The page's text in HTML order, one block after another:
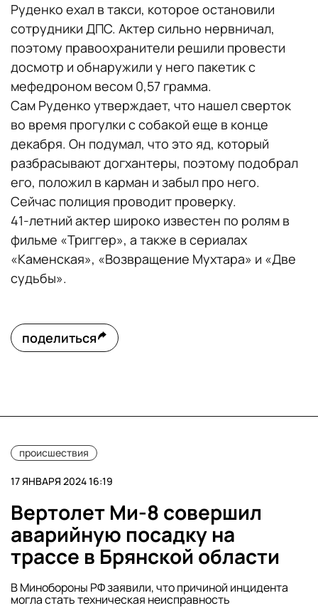
Руденко ехал в такси, которое остановили
сотрудники ДПС. Актер сильно нервничал,
поэтому правоохранители решили провести
досмотр и обнаружили у него пакетик с
мефедроном весом 0,57 грамма.
Сам Руденко утверждает, что нашел сверток
во время прогулки с собакой еще в конце
декабря. Он подумал, что это яд, который
разбрасывают догхантеры, поэтому подобрал
его, положил в карман и забыл про него.
Сейчас полиция проводит проверку.
41-летний актер широко известен по ролям в
фильме «Триггер», а также в сериалах
«Каменская», «Возвращение Мухтара» и «Две
судьбы».
поделиться
происшествия
17 ЯНВАРЯ 2024 16:19
Вертолет Ми-8 совершил
аварийную посадку на
трассе в Брянской области
В Минобороны РФ заявили, что причиной инцидента
могла стать техническая неисправность